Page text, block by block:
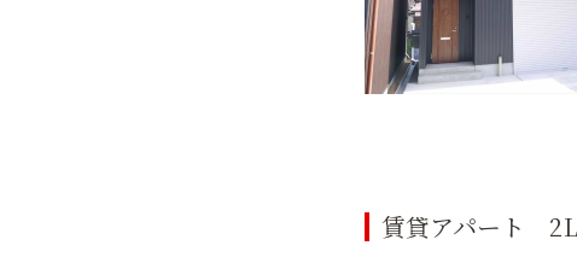
賃貸アパート